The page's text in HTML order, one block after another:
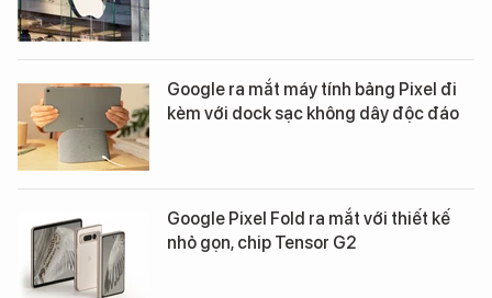
Google ra mắt máy tính bảng Pixel đi
kèm với dock sạc không dây độc đáo
Google Pixel Fold ra mắt với thiết kế
nhỏ gọn, chip Tensor G2